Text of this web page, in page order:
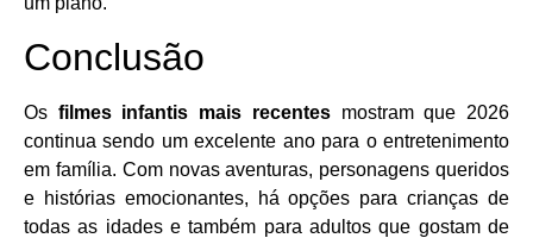
Conclusão
Os filmes infantis mais recentesmostram que 2026
continua sendo um excelente ano para o entretenimento
em família. Com novas aventuras, personagens queridos
e histórias emocionantes, há opções para crianças de
todas as idades e também para adultos que gostam de